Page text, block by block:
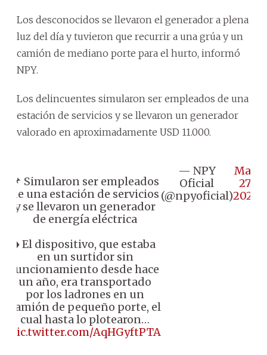
Los desconocidos se llevaron el generador a plena
luz del día y tuvieron que recurrir a una grúa y un
camión de mediano porte para el hurto, informó
NPY.
Los delincuentes simularon ser empleados de una
estación de servicios y se llevaron un generador
valorado en aproximadamente USD 11.000.
📌 Simularon ser empleados
de una estación de servicios
y se llevaron un generador
de energía eléctrica
♦️ El dispositivo, que estaba
en un surtidor sin
funcionamiento desde hace
un año, era transportado
por los ladrones en un
camión de pequeño porte, el
cual hasta lo plotearon…
pic.twitter.com/AqHGyftPTA
— NPY
Oficial
(@npyoficial)
May
27,
2025